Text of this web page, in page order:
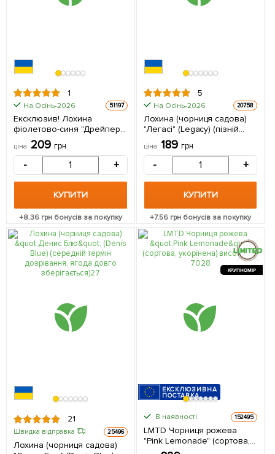
1
На Осінь-2026 51197
Ексклюзив! Лохина
фіолетово-синя "Дрейпер"
(Draper) (преміальний
високоврожайний сорт,
середньопізнього терміну
дозрівання) 1 саджанець в
упаковці
ціна 209 грн
- +
КУПИТИ
+8.36 грн бонусів за покупку
5
На Осінь-2026 20758
Лохина (чорниця садова)
"Легасі" (Legacy) (пізній
термін дозрівання, один з
найбільш
високоврожайних сортів) 1
саджанець в упаковці
ціна 189 грн
- +
КУПИТИ
+7.56 грн бонусів за покупку
21
Швидка відправка 25496
Лохина (чорниця садова)
КРУПНОМІР
ЕКСКЛЮЗИВНА
ПОСТАВКА
В наявності. 152495
LMTD Чорниця рожева
"Pink Lemonade" (сортова,
укорінена) висота 50-70 з